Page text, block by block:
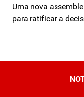
Uma nova
para ratificar a